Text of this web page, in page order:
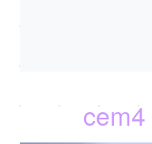
cem4